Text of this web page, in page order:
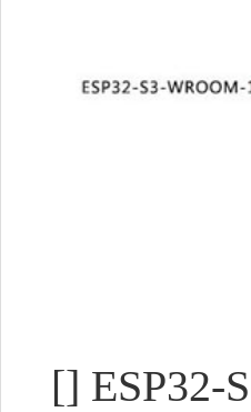
[] ESP32-